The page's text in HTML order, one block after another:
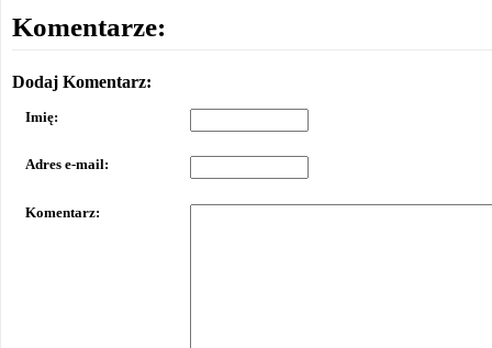
Komentarze:
Dodaj Komentarz:
Imię:
Adres e-mail:
Komentarz: